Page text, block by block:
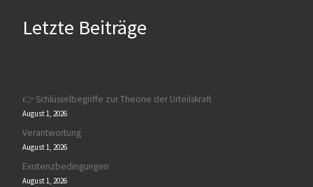
Letzte Beiträge
👉 Schlüsselbegriffe zur Theorie der Urteilskraft
August 1, 2026
Verantwortung
August 1, 2026
Existenzbedingungen
August 1, 2026